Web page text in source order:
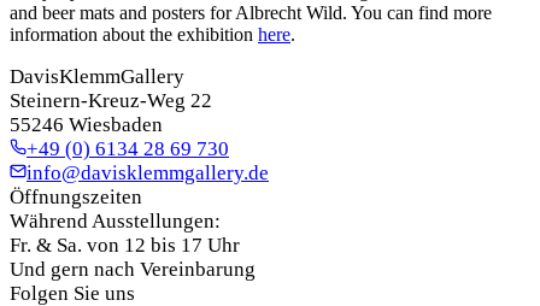
and beer mats and posters for Albrecht Wild. You can find more
information about the exhibition here.
DavisKlemmGallery
Steinern-Kreuz-Weg 22
55246 Wiesbaden
+49 (0) 6134 28 69 730
info@davisklemmgallery.de
Öffnungszeiten
Während Ausstellungen:
Fr. & Sa. von 12 bis 17 Uhr
Und gern nach Vereinbarung
Folgen Sie uns